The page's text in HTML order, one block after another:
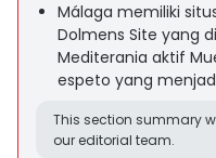
Málaga memiliki
Dolmens Site yang
Mediterania aktif
espeto yang
This section summary
our editorial team.